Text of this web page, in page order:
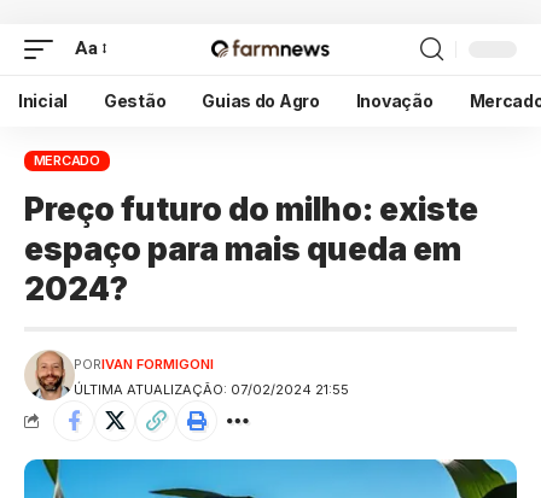
Aa
Inicial Gestão Guias do Agro Inovação
MERCADO
Preço futuro do milho: existe
espaço para mais queda em
2024?
ÚLTIMA ATUALIZAÇÃO: 07/02/2024 21:55
PORIVAN FORMIGONI